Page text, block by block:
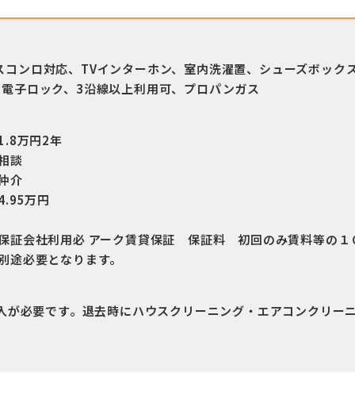
ンロ対応、TVインターホン、室内洗濯置、シューズボック
子ロック、3沿線以上利用可、プロパンガス
万円2年
談
介
万円
証会社利用必 アーク賃貸保証 保証料 初回のみ賃料等の１
途必要となります。
必要です。退去時にハウスクリーニング・エアコンクリー